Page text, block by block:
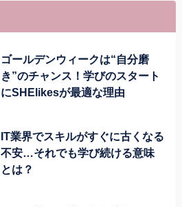
ゴールデンウィークは“自分磨
き”のチャンス！学びのスタート
にSHElikesが最適な理由
IT業界でスキルがすぐに古くなる
不安…それでも学び続ける意味
とは？